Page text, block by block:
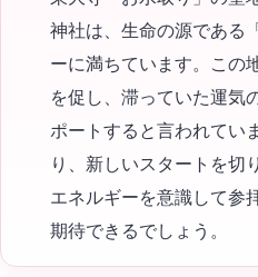
神社は、生命の源である
ーに満ちています。この
を促し、滞っていた運気
ポートすると言われてい
り、新しいスタートを切
エネルギーを意識して参
期待できるでしょう。